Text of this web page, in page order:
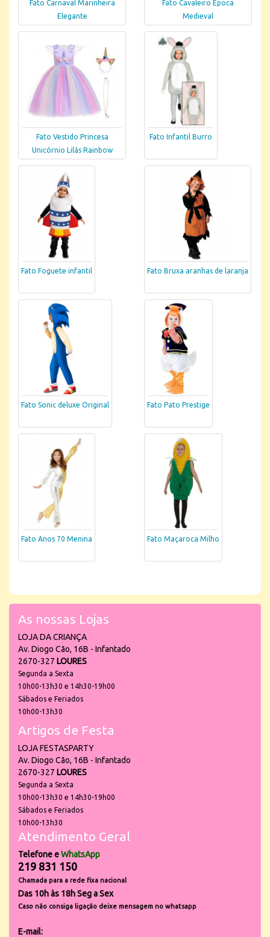
Fato Carnaval Marinheira
Elegante
Fato Cavaleiro Época
Medieval
Fato Vestido Princesa
Unicórnio Lilás Rainbow
Fato Infantil Burro
Fato Foguete infantil Fato Bruxa aranhas de laranja
Fato Sonic deluxe Original Fato Pato Prestige
Fato Anos 70 Menina Fato Maçaroca Milho
As nossas Lojas
LOJA DA CRIANÇA
Av. Diogo Cão, 16B - Infantado
2670-327 LOURES
Segunda a Sexta
10h00-13h30 e 14h30-19h00
Sábados e Feriados
10h00-13h30
Artigos de Festa
LOJA FESTASPARTY
Av. Diogo Cão, 16B - Infantado
2670-327 LOURES
Segunda a Sexta
10h00-13h30 e 14h30-19h00
Sábados e Feriados
10h00-13h30
Atendimento Geral
Telefone eWhatsApp
219 831 150
Chamada para a rede fixa nacional
Das 10h às 18h Seg a Sex
Caso não consiga ligação deixe mensagem no whatsapp
E-mail: